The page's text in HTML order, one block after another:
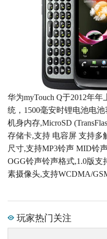
华为myTouch Q于2012年
统，1500毫安时锂电池电
机身内存,MicroSD
存储卡,支持 电容屏 支持多
尺寸,支持MP3铃声 MID铃
OGG铃声铃声格式,1.0版支
素摄像头,支持WCDMA/
玩家热门关注